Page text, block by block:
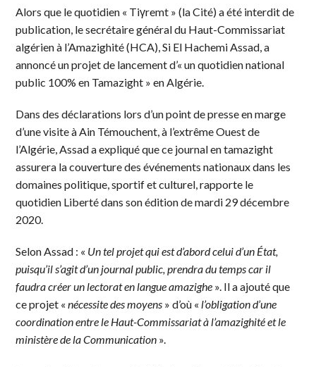
Alors que le quotidien « Tiγremt » (la Cité) a été interdit de
publication, le secrétaire général du Haut-Commissariat
algérien à l’Amazighité (HCA), Si El Hachemi Assad, a
annoncé un projet de lancement d’« un quotidien national
public 100% en Tamazight » en Algérie.
Dans des déclarations lors d’un point de presse en marge
d’une visite à Ain Témouchent, à l’extrême Ouest de
l’Algérie, Assad a expliqué que ce journal en tamazight
assurera la couverture des événements nationaux dans les
domaines politique, sportif et culturel, rapporte le
quotidien Liberté dans son édition de mardi 29 décembre
2020.
Selon Assad : « Un tel projet qui est d’abord celui d’un État,
puisqu’il s’agit d’un journal public, prendra du temps car il
faudra créer un lectorat en langue amazighe ». Il a ajouté que
ce projet «nécessite des moyens » d’où « l’obligation d’une
coordination entre le Haut-Commissariat à l’amazighité et le
ministère de la Communication ».